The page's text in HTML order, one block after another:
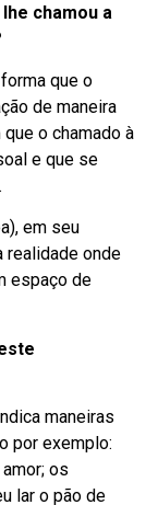
chamou a
que o
de maneira
o chamado à
e que se
em seu
realidade onde
espaço de
maneiras
por exemplo:
os
lar o pão de